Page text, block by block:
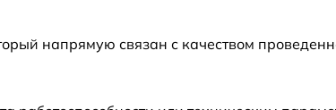
напрямую связан с качеством